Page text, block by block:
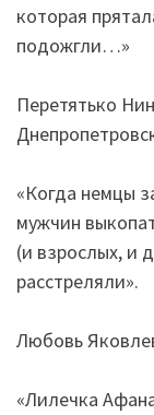
которая
подожгли…»
Перетятько
«Когда немцы
мужчин
(и взрослых, и
расстреляли».
Любовь
«Лилечка